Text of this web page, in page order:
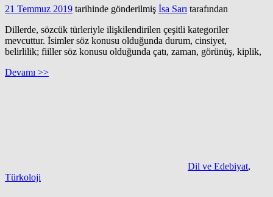
21 Temmuz 2019 tarihinde gönderilmiş İsa Sarı tarafından
Dillerde, sözcük türleriyle ilişkilendirilen çeşitli kategoriler
mevcuttur. İsimler söz konusu olduğunda durum, cinsiyet,
belirlilik; fiiller söz konusu olduğunda çatı, zaman, görünüş, kiplik,
Devamı >>
Dil ve Edebiyat,
Türkoloji